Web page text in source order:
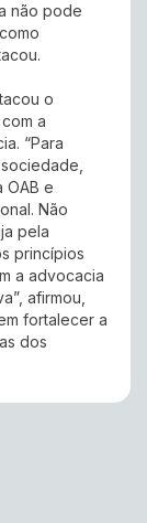
não pode
o
a
“Para
OAB e
Não
pela
princípios
a advocacia
afirmou,
fortalecer a
dos